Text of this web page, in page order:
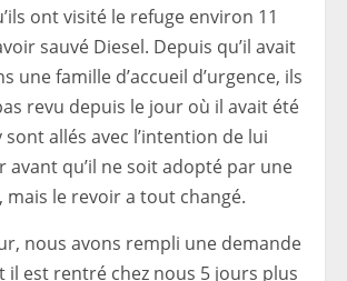
ont visité le refuge environ 11
sauvé Diesel. Depuis qu’il avait
une famille d’accueil d’urgence, ils
revu depuis le jour où il avait été
sont allés avec l’intention de lui
avant qu’il ne soit adopté par une
mais le revoir a tout changé.
nous avons rempli une demande
il est rentré chez nous 5 jours plus